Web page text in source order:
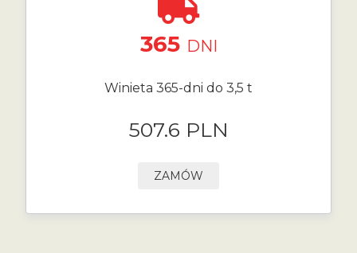
365 DNI
Winieta 365-dni do 3,5 t
507.6 PLN
ZAMÓW